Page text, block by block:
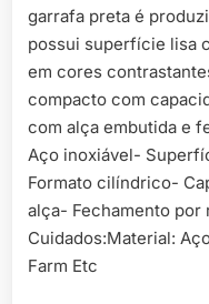
garrafa preta é
possui superfície lisa
em cores
compacto com
com alça embutida e
Aço inoxiável-
Formato cilíndrico-
alça- Fechamento
Cuidados:Material:
Farm Etc